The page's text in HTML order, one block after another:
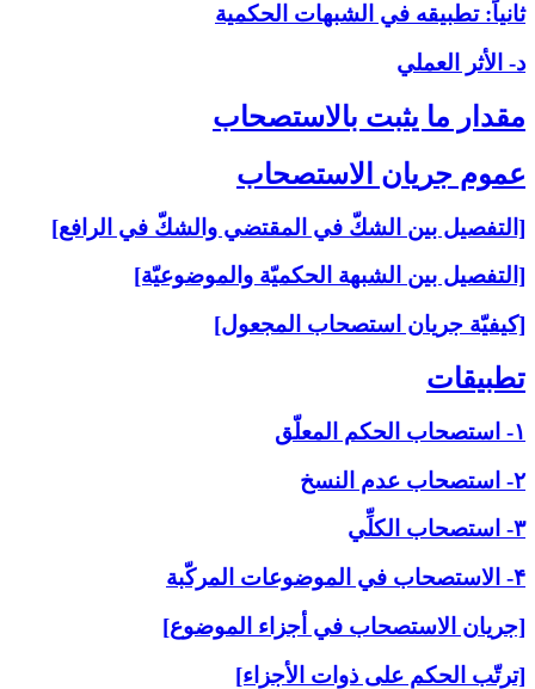
ثانياً: تطبيقه في الشبهات الحكمية
د- الأثر العملي
مقدار ما يثبت بالاستصحاب‏
عموم جريان الاستصحاب‏
[التفصيل بين الشكّ في المقتضي والشكّ في الرافع]
[التفصيل بين الشبهة الحكميّة والموضوعيّة]
[كيفيّة جريان استصحاب المجعول]
تطبيقات‏
۱- استصحاب الحكم المعلّق
۲- استصحاب عدم النسخ
۳- استصحاب الكلِّي
۴- الاستصحاب في الموضوعات المركّبة
[جريان الاستصحاب في أجزاء الموضوع]
[ترتّب الحكم على ذوات الأجزاء]